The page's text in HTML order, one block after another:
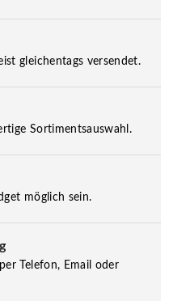
gleichentags versendet.
Sortimentsauswahl.
möglich sein.
Telefon, Email oder